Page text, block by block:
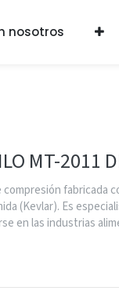
nosotros
MT-2011
fabricada
(Kevlar). Es
en las industrias